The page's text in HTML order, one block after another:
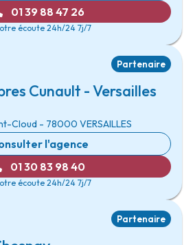
01 39 88 47 26
écoute 24h/24 7j/7
Partenaire
Cunault - Versailles
Cloud - 78000 VERSAILLES
l'agence
01 30 83 98 40
écoute 24h/24 7j/7
Partenaire